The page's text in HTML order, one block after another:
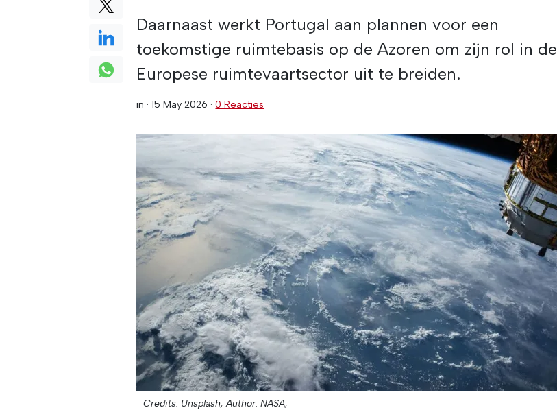
Daarnaast werkt Portugal aan plannen voor een
toekomstige ruimtebasis op de Azoren om zijn rol in de
Europese ruimtevaartsector uit te breiden.
in ·15 May 2026 ·0 Reacties
Credits: Unsplash; Author: NASA;